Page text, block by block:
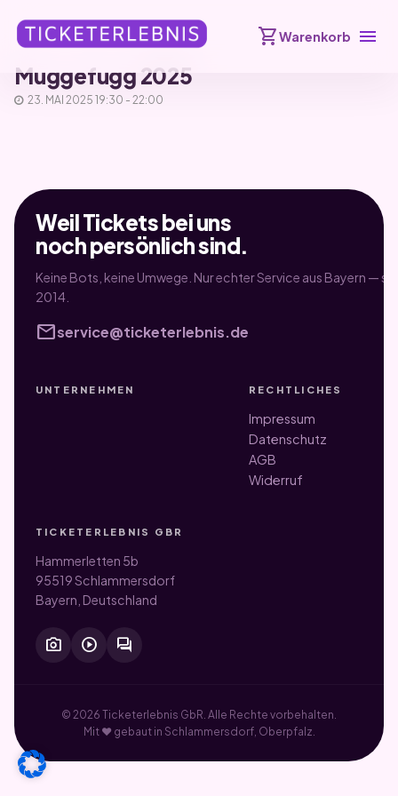
shopping_cartWarenkorb menu
Muggefugg 2025
23. MAI 2025 19:30 - 22:00
Weil Tickets bei uns
noch persönlich sind.
Keine Bots, keine Umwege. Nur echter Service aus Bayern —
2014.
mailservice@ticketerlebnis.de
UNTERNEHMEN RECHTLICHES
Impressum
Datenschutz
AGB
Widerruf
TICKETERLEBNIS GBR
Hammerletten 5b
95519 Schlammersdorf
Bayern, Deutschland
photo_camera play_circle forum
© 2026 Ticketerlebnis GbR. Alle Rechte vorbehalten.
Mit ♥ gebaut in Schlammersdorf, Oberpfalz.